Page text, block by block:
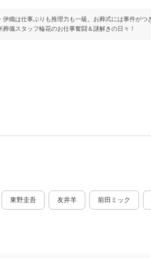
伊織は仕事ぶりも推理力も一級。お葬式には事件がつ
儀スタッフ輪花のお仕事奮闘＆謎解きの日々！
東野圭吾 友井羊 前田ミック